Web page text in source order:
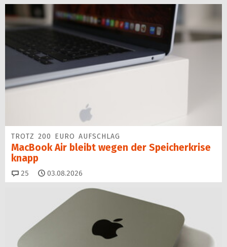
TROTZ 200 EURO AUFSCHLAG
MacBook Air bleibt wegen der Speicherkrise
knapp
25 Kommentare
03.08.2026